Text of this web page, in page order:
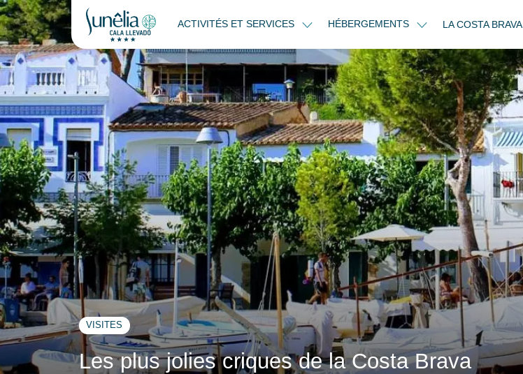
ACTIVITÉS ET SERVICES HÉBERGEMENTS LA COSTA BRAVA
VISITES
Les plus jolies criques de la Costa Brava